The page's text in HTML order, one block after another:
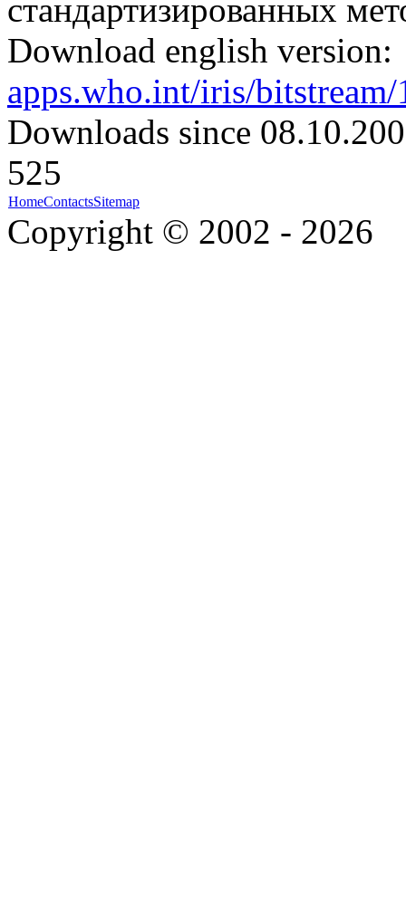
стандартизированных
Download english version:
apps.who.int/iris/
Downloads since
525
HomeContactsSitemap
Copyright © 2002 - 2026